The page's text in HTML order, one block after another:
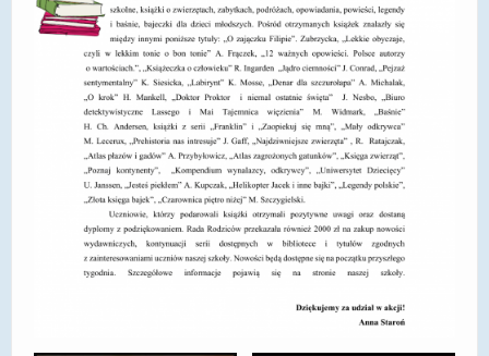
POLITYKA PRYWATNOŚCI
RODO
EGZAMIN ÓSMOKLASISTY
STANDARDY OCHRONY MAŁOLETNICH
PROJEKT ,,SZKOŁY Z JAKOŚCIĄ – ROZWÓJ
KSZTAŁCENIA OGÓLNEGO NA TERENIE MIASTA
ŻORY”